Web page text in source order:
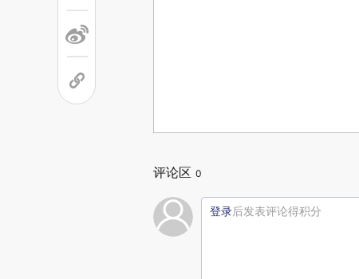
评论区 0
登录后发表评论得积分